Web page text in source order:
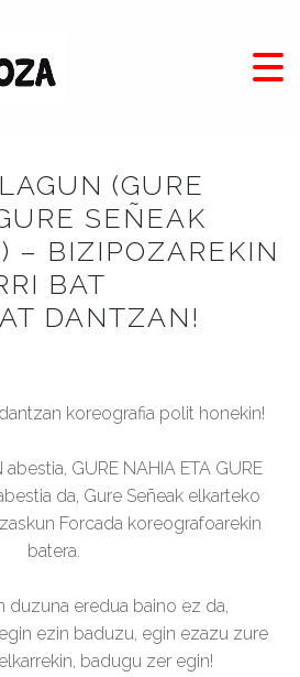
(GURE
SEÑEAK
– BIZIPOZAREKIN
BAT
DANTZAN!
koreografia polit honekin!
GURE NAHIA ETA GURE
da, Gure Señeak elkarteko
Forcada koreografoarekin
batera.
duzuna eredua baino ez da,
ezin baduzu, egin ezazu zure
badugu zer egin!